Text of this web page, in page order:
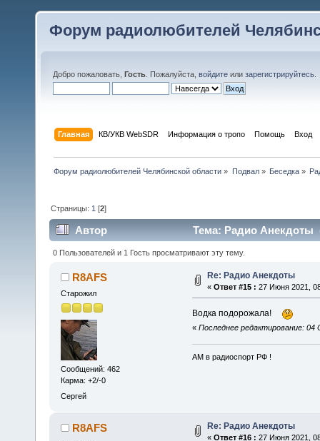
Форум радиолюбителей
Добро пожаловать, Гость . Пожалуйста, войдите или зарегистрируйтесь
Главная КВ/УКВ WebSDR Информация о тропо Помощь Вход
Форум радиолюбителей Челябинской области » Подвал» Беседка»
Страницы: 1 [2]
Автор Тема: Радио Анекдоты
0 Пользователей и 1 Гость просматривают эту тему.
R8AFS
Старожил
Сообщений: 462
Карма: +2/-0
Сергей
Re: Радио Анекдоты
« Ответ #15 : 27 Июня 2021,
Водка подорожала!
« Последнее редактирование:
АМ в радиоспорт РФ !
R8AFS Re: Радио Анекдоты
« Ответ #16 : 27 Июня 2021,